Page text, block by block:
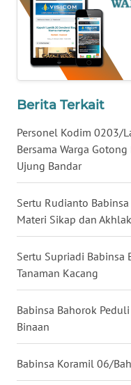
Berita Terkait
Personel Kodim 0203/
Bersama Warga
Ujung Bandar
Sertu Rudianto
Materi Sikap dan
Sertu Supriadi Babinsa
Tanaman Kacang
Babinsa Bahorok
Binaan
Babinsa Koramil 06/
WN
NUSANTARA
WN
JOGJA
WN
JATIM
WN
BALI
WN
KALBAR
WN